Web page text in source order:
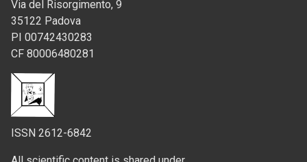
Via del Risorgimento, 9
35122 Padova
PI 00742430283
CF 80006480281
ISSN 2612-6842